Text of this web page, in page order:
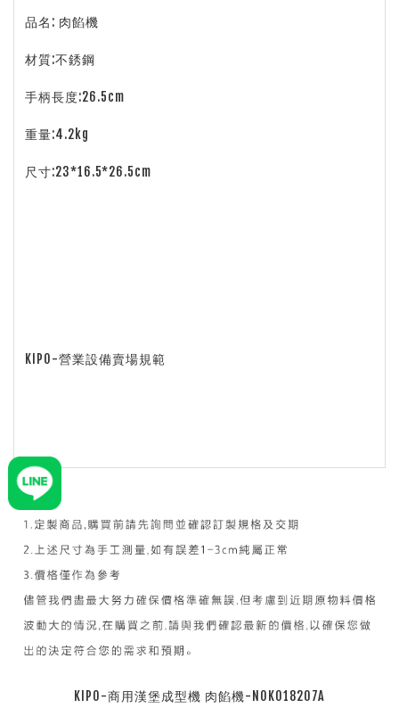
品名: 肉餡機
材質:不銹鋼
手柄長度:26.5cm
重量:4.2kg
尺寸:23*16.5*26.5cm
KIPO-營業設備賣場規範
KIPO-商用漢堡成型機 肉餡機-NOK018207A